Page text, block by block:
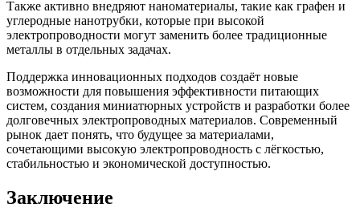
Также активно внедряют наноматериалы, такие как графен и
углеродные нанотрубки, которые при высокой
электропроводности могут заменить более традиционные
металлы в отдельных задачах.
Поддержка инновационных подходов создаёт новые
возможности для повышения эффективности питающих
систем, создания миниатюрных устройств и разработки более
долговечных электропроводных материалов. Современный
рынок дает понять, что будущее за материалами,
сочетающими высокую электропроводность с лёгкостью,
стабильностью и экономической доступностью.
Заключение